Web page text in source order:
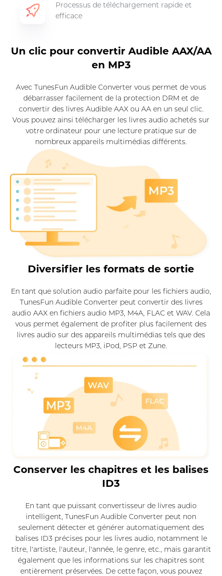
Processus de téléchargement rapide et
efficace
Un clic pour convertir Audible AAX/AA
en MP3
Avec TunesFun Audible Converter vous permet de vous
débarrasser facilement de la protection DRM et de
convertir des livres Audible AAX ou AA en un seul clic.
Vous pouvez ainsi télécharger les livres audio achetés sur
votre ordinateur pour une lecture pratique sur de
nombreux appareils multimédias différents.
Diversifier les formats de sortie
En tant que solution audio parfaite pour les fichiers audio,
TunesFun Audible Converter peut convertir des livres
audio AAX en fichiers audio MP3, M4A, FLAC et WAV. Cela
vous permet également de profiter plus facilement des
livres audio sur des appareils multimédias tels que des
lecteurs MP3, iPod, PSP et Zune.
Conserver les chapitres et les balises
ID3
En tant que puissant convertisseur de livres audio
intelligent, TunesFun Audible Converter peut non
seulement détecter et générer automatiquement des
balises ID3 précises pour les livres audio, notamment le
titre, l'artiste, l'auteur, l'année, le genre, etc., mais garantit
également que les informations sur les chapitres sont
entièrement préservées. De cette façon, vous pouvez